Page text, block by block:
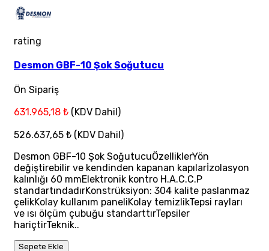
rating
Desmon GBF-10 Şok Soğutucu
Ön Sipariş
631.965,18 ₺ (KDV Dahil)
526.637,65 ₺ (KDV Dahil)
Desmon GBF-10 Şok SoğutucuÖzelliklerYön
değiştirebilir ve kendinden kapanan kapılarİzolasyon
kalınlığı 60 mmElektronik kontro H.A.C.C.P
standartındadırKonstrüksiyon: 304 kalite paslanmaz
çelikKolay kullanım paneliKolay temizlikTepsi rayları
ve ısı ölçüm çubuğu standarttırTepsiler
hariçtirTeknik..
Sepete Ekle